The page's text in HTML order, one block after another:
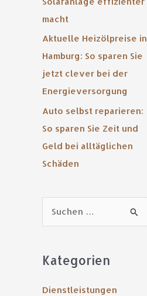
macht
Aktuelle Heizölpreise in
Hamburg: So sparen Sie
jetzt clever bei der
Energieversorgung
Auto selbst reparieren:
So sparen Sie Zeit und
Geld bei alltäglichen
Schäden
h
Kategorien
Dienstleistungen